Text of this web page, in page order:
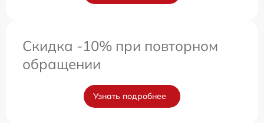
Скидка -10% при повторном
обращении
Узнать подробнее